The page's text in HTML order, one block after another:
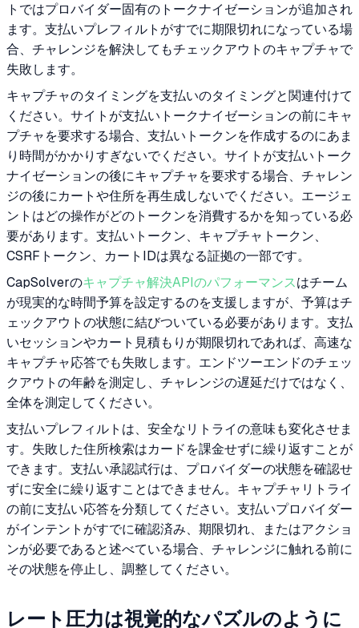
トではプロバイダー固有のトークナイゼーションが追加され
ます。支払いプレフィルトがすでに期限切れになっている場
合、チャレンジを解決してもチェックアウトのキャプチャで
失敗します。
キャプチャのタイミングを支払いのタイミングと関連付けて
ください。サイトが支払いトークナイゼーションの前にキャ
プチャを要求する場合、支払いトークンを作成するのにあま
り時間がかかりすぎないでください。サイトが支払いトーク
ナイゼーションの後にキャプチャを要求する場合、チャレン
ジの後にカートや住所を再生成しないでください。エージェ
ントはどの操作がどのトークンを消費するかを知っている必
要があります。支払いトークン、キャプチャトークン、
CSRFトークン、カートIDは異なる証拠の一部です。
CapSolverのキャプチャ解決APIのパフォーマンスはチーム
が現実的な時間予算を設定するのを支援しますが、予算はチ
ェックアウトの状態に結びついている必要があります。支払
いセッションやカート見積もりが期限切れであれば、高速な
キャプチャ応答でも失敗します。エンドツーエンドのチェッ
クアウトの年齢を測定し、チャレンジの遅延だけではなく、
全体を測定してください。
支払いプレフィルトは、安全なリトライの意味も変化させま
す。失敗した住所検索はカードを課金せずに繰り返すことが
できます。支払い承認試行は、プロバイダーの状態を確認せ
ずに安全に繰り返すことはできません。キャプチャリトライ
の前に支払い応答を分類してください。支払いプロバイダー
がインテントがすでに確認済み、期限切れ、またはアクショ
ンが必要であると述べている場合、チャレンジに触れる前に
その状態を停止し、調整してください。
レート圧力は視覚的なパズルのように